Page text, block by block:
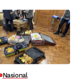
Nasional